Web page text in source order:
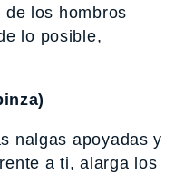
los hombros
lo posible,
nalgas apoyadas y
a ti, alarga los